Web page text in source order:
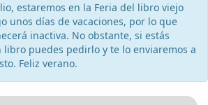
estaremos en la Feria del libro viejo
unos días de vacaciones, por lo que
inactiva. No obstante, si estás
puedes pedirlo y te lo enviaremos a
Feliz verano.